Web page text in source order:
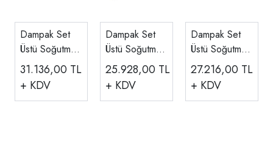
Dampak Set
Üstü Soğutmalı
Salat Bar, 10
Küvet, 59 Litre
200x35x40
31.136,00 TL
+ KDV
Dampak Set
Üstü Soğutmalı
Salat Bar, 5
Küvet, 29 Litre
120x35x40
25.928,00 TL
+ KDV
Dampak Set
Üstü Soğutmalı
Salat Bar, 7
Küvet, 41 Litre
150x35x40
27.216,00 TL
+ KDV